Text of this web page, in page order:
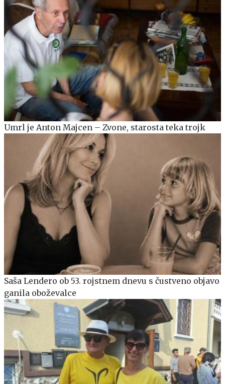
Umrl je Anton Majcen – Zvone, starosta teka trojk
Saša Lendero ob 53. rojstnem dnevu s čustveno objavo
ganila oboževalce